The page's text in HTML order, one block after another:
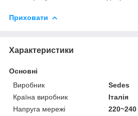
Приховати
Характеристики
Основні
Виробник
Sedes
Країна виробник
Італія
Напруга мережі